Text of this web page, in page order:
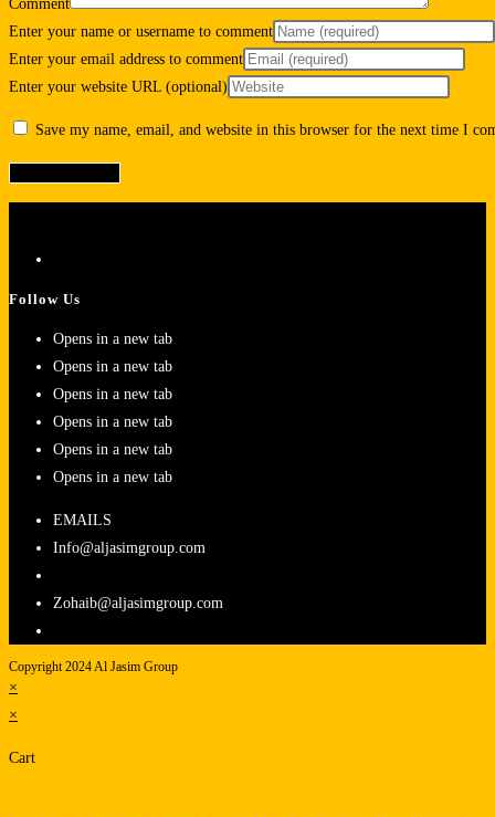
Comment
Enter your name or username to comment
Enter your email address to comment
Enter your website URL (optional)
Save my name, email, and website in this browser for the next time I
Follow Us
Opens in a new tab
Opens in a new tab
Opens in a new tab
Opens in a new tab
Opens in a new tab
Opens in a new tab
EMAILS
Info@aljasimgroup.com
Zohaib@aljasimgroup.com
Copyright 2024 Al Jasim Group
×
×
Cart